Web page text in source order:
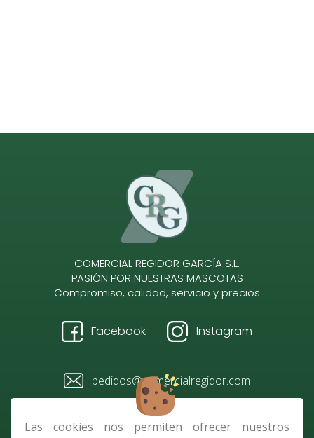
Las cookies nos permiten ofrecer nuestros
COMERCIAL REGIDOR GARCÍA S.L.
PASIÓN POR NUESTRAS MASCOTAS
Compromiso, calidad, servicio y precios
Facebook Instagram
pedidos@comercialregidor.com
928 484 096 / 610 728 118